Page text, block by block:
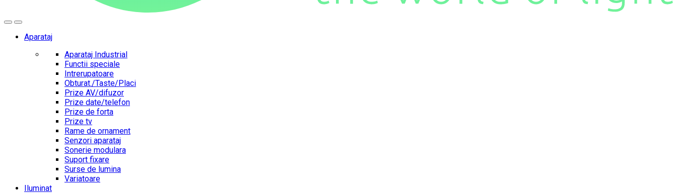
Aparataj
Aparataj Industrial
Functii speciale
Intrerupatoare
Obturat./Taste/Placi
Prize AV/difuzor
Prize date/telefon
Prize de forta
Prize tv
Rame de ornament
Senzori aparataj
Sonerie modulara
Suport fixare
Surse de lumina
Variatoare
Iluminat